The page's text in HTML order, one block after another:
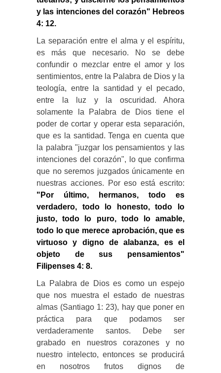
y las intenciones del corazón" Hebreos
4: 12.
La separación entre el alma y el espíritu,
es más que necesario. No se debe
confundir o mezclar entre el amor y los
sentimientos, entre la Palabra de Dios y la
teología, entre la santidad y el pecado,
entre la luz y la oscuridad. Ahora
solamente la Palabra de Dios tiene el
poder de cortar y operar esta separación,
que es la santidad. Tenga en cuenta que
la palabra "juzgar los pensamientos y las
intenciones del corazón", lo que confirma
que no seremos juzgados únicamente en
nuestras acciones. Por eso está escrito:
"Por último, hermanos, todo es
verdadero, todo lo honesto, todo lo
justo, todo lo puro, todo lo amable,
todo lo que merece aprobación, que es
virtuoso y digno de alabanza, es el
objeto de sus pensamientos"
Filipenses 4: 8.
La Palabra de Dios es como un espejo
que nos muestra el estado de nuestras
almas (Santiago 1: 23), hay que poner en
práctica para que podamos ser
verdaderamente santos. Debe ser
grabado en nuestros corazones y no
nuestro intelecto, entonces se producirá
en nosotros frutos dignos de